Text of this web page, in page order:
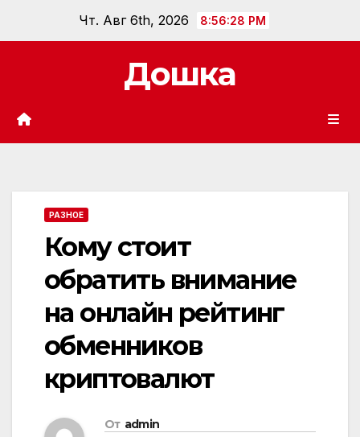
Чт. Авг 6th, 2026 8:56:29 PM
Дошка
РАЗНОЕ
Кому стоит
обратить внимание
на онлайн рейтинг
обменников
криптовалют
От admin